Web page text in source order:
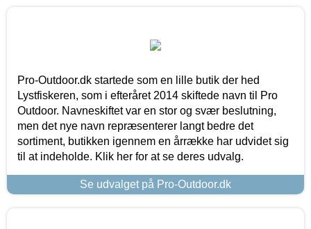
Pro-Outdoor.dk startede som en lille butik der hed
Lystfiskeren, som i efteråret 2014 skiftede navn til Pro
Outdoor. Navneskiftet var en stor og svær beslutning,
men det nye navn repræsenterer langt bedre det
sortiment, butikken igennem en årrække har udvidet sig
til at indeholde. Klik her for at se deres udvalg.
Se udvalget på Pro-Outdoor.dk